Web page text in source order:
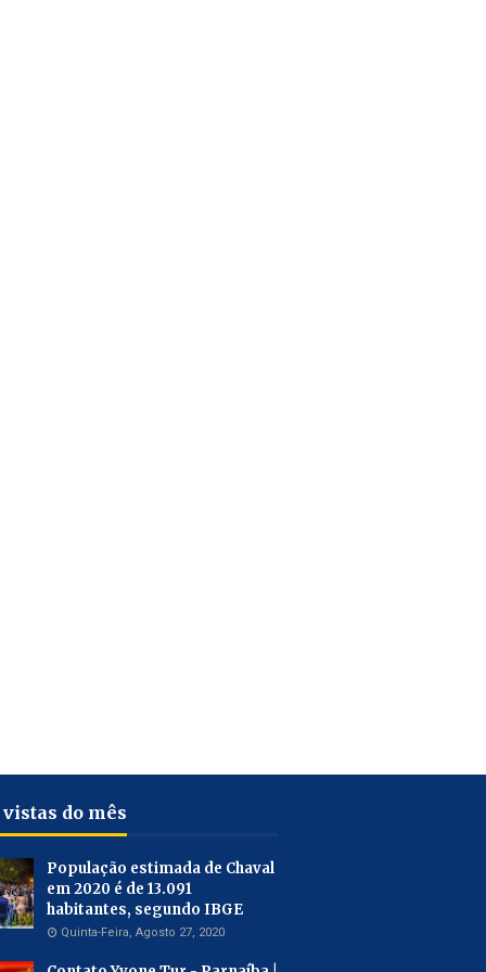
do mês
População estimada de Chaval
em 2020 é de 13.091
habitantes, segundo IBGE
Quinta-Feira, Agosto 27, 2020